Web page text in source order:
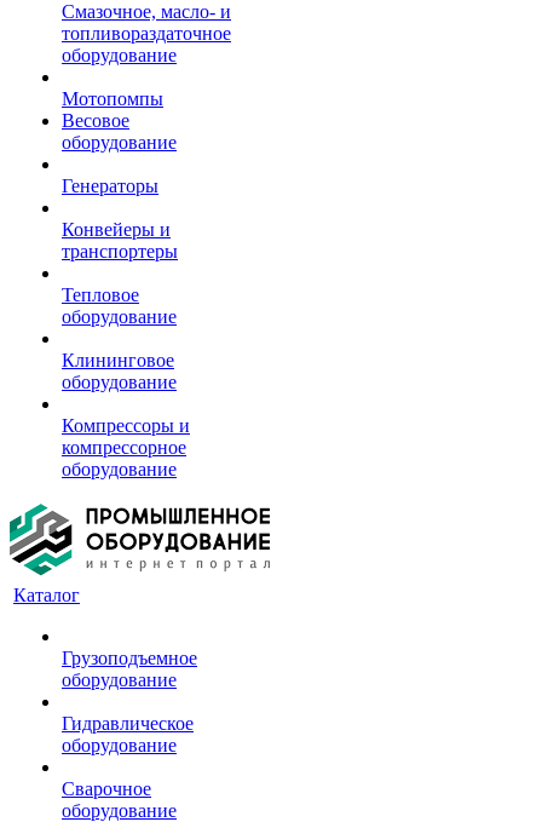
Смазочное, масло- и
топливораздаточное
оборудование
Мотопомпы
Весовое
оборудование
Генераторы
Конвейеры и
транспортеры
Тепловое
оборудование
Клининговое
оборудование
Компрессоры и
компрессорное
оборудование
Каталог
Грузоподъемное
оборудование
Гидравлическое
оборудование
Сварочное
оборудование